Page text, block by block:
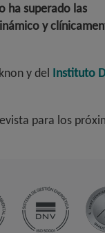
ha superado las
y
y del Instituto
para los